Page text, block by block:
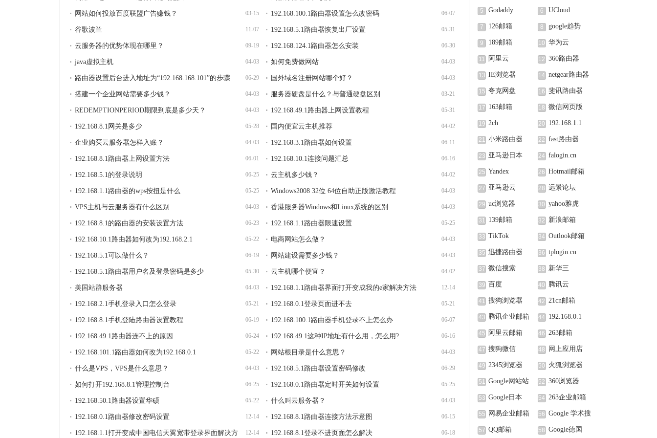
03-15
网站如何投放百度联盟广告赚钱？ 06-07
192.168.100.1路由器设置怎么改密码
11-07
谷歌波兰 05-31
192.168.5.1路由器恢复出厂设置
09-19
云服务器的优势体现在哪里？ 06-30
192.168.124.1路由器怎么安装
04-03
java虚拟主机 04-03
如何免费做网站
06-29
路由器设置后台进入地址为“192.168.168.101”的步骤 04-03
国外域名注册网站哪个好？
04-03
搭建一个企业网站需要多少钱？ 03-21
服务器硬盘是什么？与普通硬盘区别
04-03
REDEMPTIONPERIOD期限到底是多少天？ 05-31
192.168.49.1路由器上网设置教程
05-28
192.168.8.1网关是多少 04-02
国内便宜云主机推荐
04-03
企业购买云服务器怎样入账？ 06-11
192.168.3.1路由器如何设置
06-01
192.168.8.1路由器上网设置方法 06-16
192.168.10.1连接问题汇总
06-25
192.168.5.1的登录说明 04-02
云主机多少钱？
05-25
192.168.1.1路由器的wps按扭是什么 04-03
Windows2008 32位 64位自助正版激活教程
04-03
VPS主机与云服务器有什么区别 04-03
香港服务器Windows和Linux系统的区别
06-23
192.168.8.1的路由器的安装设置方法 05-25
192.168.1.1路由器限速设置
05-22
192.168.10.1路由器如何改为192.168.2.1 04-03
电商网站怎么做？
06-19
192.168.5.1可以做什么？ 04-03
网站建设需要多少钱？
05-30
192.168.5.1路由器用户名及登录密码是多少 04-02
云主机哪个便宜？
04-03
美国站群服务器 12-14
192.168.1.1路由器界面打开变成我的e家解决方法
05-21
192.168.2.1手机登录入口怎么登录 05-21
192.168.0.1登录页面进不去
06-19
192.168.8.1手机登陆路由器设置教程 06-07
192.168.100.1路由器手机登录不上怎么办
06-24
192.168.49.1路由器连不上的原因 06-16
192.168.49.1这种IP地址有什么用，怎么用?
05-22
192.168.101.1路由器如何改为192.168.0.1 04-03
网站根目录是什么意思？
04-03
什么是VPS，VPS是什么意思？ 06-29
192.168.5.1路由器设置密码修改
06-25
如何打开192.168.8.1管理控制台 05-25
192.168.0.1路由器定时开关如何设置
05-22
192.168.50.1路由器设置华硕 04-03
什么叫云服务器？
12-14
192.168.0.1路由器修改密码设置 06-15
192.168.8.1路由器连接方法示意图
12-14
192.168.1.1打开变成中国电信天翼宽带登录界面解决方 06-18
192.168.8.1登录不进页面怎么解决
5 Godaddy 6 UCloud
7 126邮箱 8 google趋势
9 189邮箱 10 华为云
11 阿里云 12 360路由器
13 IE浏览器 14 netgear路由器
15 夸克网盘 16 斐讯路由器
17 163邮箱 18 微信网页版
19 2ch 20 192.168.1.1
21 小米路由器 22 fast路由器
23 亚马逊日本 24 falogin.cn
25 Yandex 26 Hotmail邮箱
27 亚马逊云 28 远景论坛
29 uc浏览器 30 yahoo雅虎
31 139邮箱 32 新浪邮箱
33 TikTok 34 Outlook邮箱
35 迅捷路由器 36 tplogin.cn
37 微信搜索 38 新华三
39 百度 40 腾讯云
41 搜狗浏览器 42 21cn邮箱
43 腾讯企业邮箱 44 192.168.0.1
45 阿里云邮箱 46 263邮箱
47 搜狗微信 48 网上应用店
49 2345浏览器 50 火狐浏览器
51 Google网站站
长中心
52 360浏览器
53 Google日本 54 263企业邮箱
55 网易企业邮箱 56 Google 学术搜
索
57 QQ邮箱 58 Google德国